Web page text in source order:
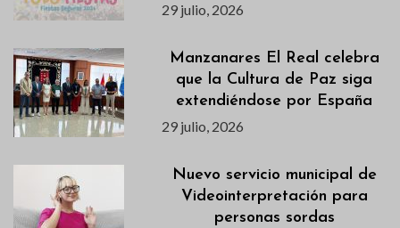
29 julio, 2026
Manzanares El Real celebra
que la Cultura de Paz siga
extendiéndose por España
29 julio, 2026
Nuevo servicio municipal de
Videointerpretación para
personas sordas